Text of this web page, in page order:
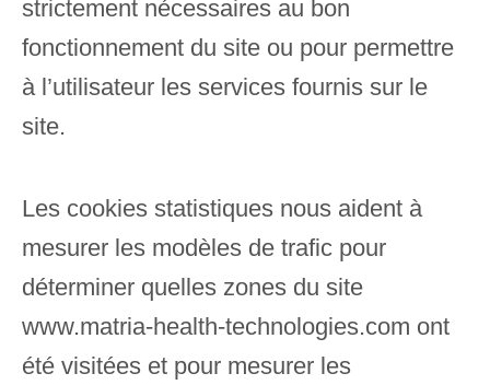
strictement nécessaires au bon
fonctionnement du site ou pour permettre
à l’utilisateur les services fournis sur le
site.
Les cookies statistiques nous aident à
mesurer les modèles de trafic pour
déterminer quelles zones du site
www.matria-health-technologies.com ont
été visitées et pour mesurer les